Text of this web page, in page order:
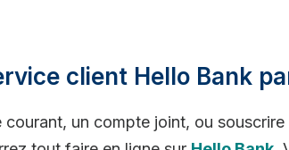
client Hello Bank
un compte joint, ou